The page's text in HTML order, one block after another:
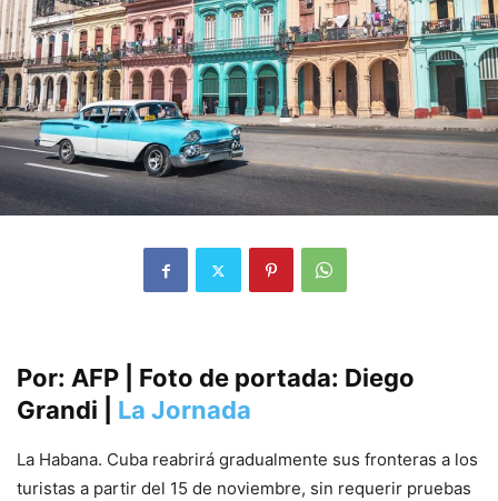
Por: AFP | Foto de portada: Diego
Grandi | La Jornada
La Habana. Cuba reabrirá gradualmente sus fronteras a los
turistas a partir del 15 de noviembre, sin requerir pruebas